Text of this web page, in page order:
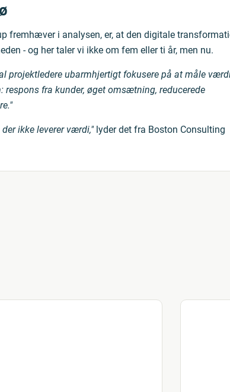
fremhæver i analysen, er, at den digitale
- og her taler vi ikke om fem eller ti år, men nu.
projektledere ubarmhjertigt fokusere på at måle
fra kunder, øget omsætning, reducerede
ikke leverer værdi,"lyder det fra Boston Consulting